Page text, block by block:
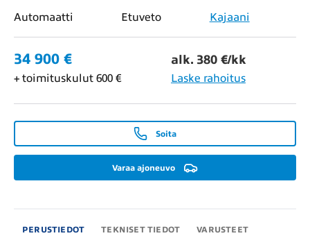
Automaatti
Etuveto Kajaani
34 900 € alk. 380 €/kk
+ toimituskulut 600 € Laske rahoitus
Soita
Varaa ajoneuvo
PERUSTIEDOT TEKNISET TIEDOT VARUSTEET